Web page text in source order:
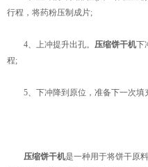
行程，将药粉压制成片;
4、上冲提升出孔。 压缩饼干机下
程;
5、下冲降到原位，准备下一次填
压缩饼干机是一种用于将饼干原